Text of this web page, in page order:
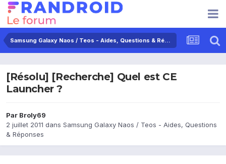
Samsung Galaxy Naos / Teos - Aides, Questions & Réponses
[Résolu] [Recherche] Quel est CE
Launcher ?
Par Broly69
2 juillet 2011 dans Samsung Galaxy Naos / Teos - Aides, Questions
& Réponses